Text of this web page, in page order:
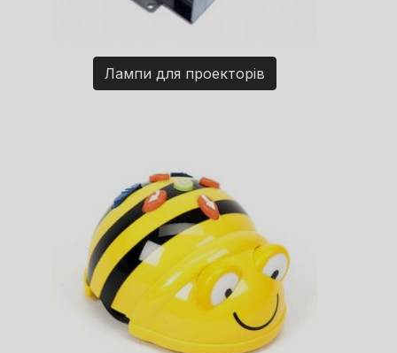
Лампи для проекторів